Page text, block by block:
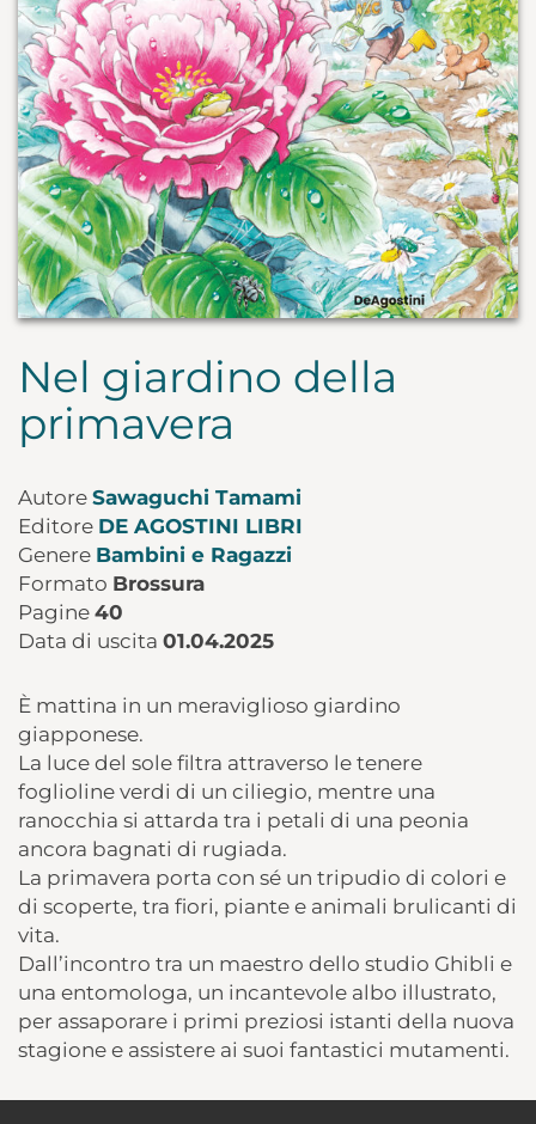
Nel giardino della
primavera
Autore Sawaguchi Tamami
Editore DE AGOSTINI LIBRI
Genere Bambini e Ragazzi
Formato Brossura
Pagine 40
Data di uscita 01.04.2025
È mattina in un meraviglioso giardino
giapponese.
La luce del sole filtra attraverso le tenere
foglioline verdi di un ciliegio, mentre una
ranocchia si attarda tra i petali di una peonia
ancora bagnati di rugiada.
La primavera porta con sé un tripudio di colori e
di scoperte, tra fiori, piante e animali brulicanti di
vita.
Dall’incontro tra un maestro dello studio Ghibli e
una entomologa, un incantevole albo illustrato,
per assaporare i primi preziosi istanti della nuova
stagione e assistere ai suoi fantastici mutamenti.